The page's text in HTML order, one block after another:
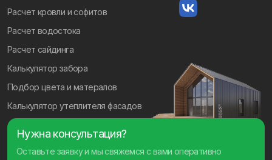
Расчет кровли и софитов
Расчет водостока
Расчет сайдинга
Калькулятор забора
Подбор цвета и матералов
Калькулятор утеплителя фасадов
Нужна консультация?
Оставьте заявку и мы свяжемся с вами оперативно